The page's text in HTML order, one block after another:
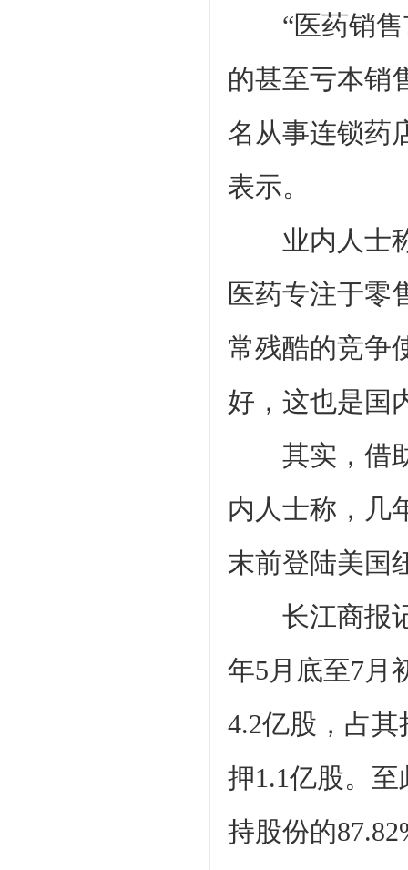
“医药销售
的甚至亏本销
名从事连锁药
表示。
业内人士称
医药专注于零
常残酷的竞争
好，这也是国
其实，借助
内人士称，几
末前登陆美国
长江商报记
年5月底至7月
4.2亿股，占
押1.1亿股。
持股份的